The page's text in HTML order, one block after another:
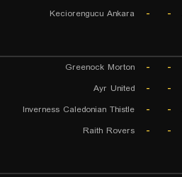
-
-
Keciorengucu Ankara
-
-
Greenock Morton
-
-
Ayr United
-
-
Inverness Caledonian Thistle
-
-
Raith Rovers